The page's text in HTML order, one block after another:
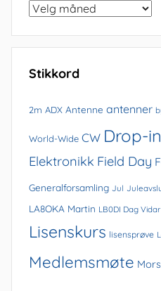
Bla
arkivet
Stikkord
2m ADX Antenne antenner
World-Wide CW Drop-in
Elektronikk Field Day
Generalforsamling Jul
LA8OKA Martin LB0DI Dag Vidar
Lisenskurs lisensprøve
Medlemsmøte